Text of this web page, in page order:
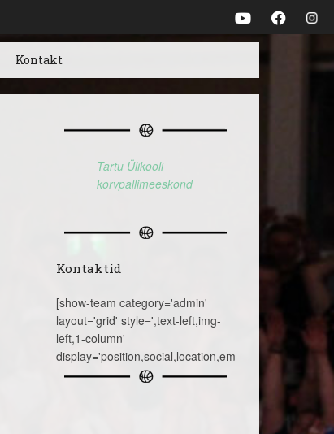
Kontakt
Tartu Ülikooli
korvpallimeeskond
Kontaktid
[show-team category='admin'
layout='grid' style=',text-left,img-
left,1-column'